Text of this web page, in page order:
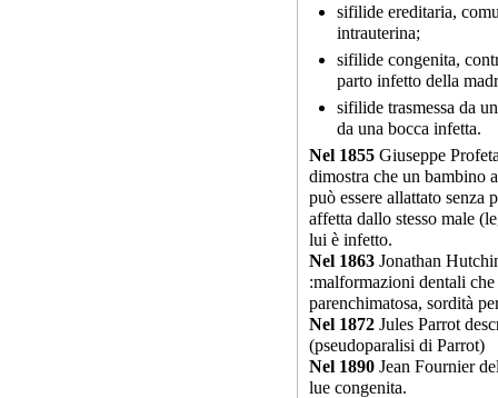
sifilide ereditaria,
intrauterina;
sifilide congenita,
parto infetto della
sifilide trasmessa da
da una bocca infetta.
Nel 1855 Giuseppe
dimostra che un bambino
può essere allattato senza
affetta dallo stesso male
lui è infetto.
Nel 1863 Jonathan
:malformazioni dentali
parenchimatosa, sordità
Nel 1872 Jules Parrot
(pseudoparalisi di Parrot)
Nel 1890 Jean Fournier
lue congenita.